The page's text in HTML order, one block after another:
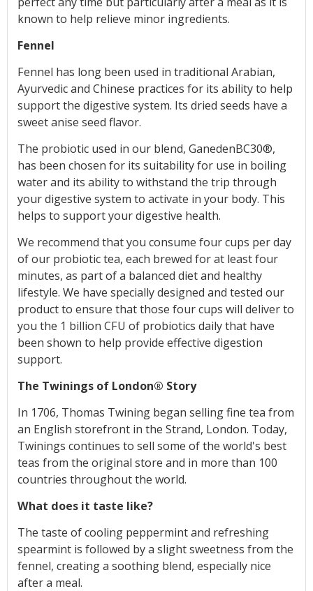
known to help relieve minor ingredients.
Fennel
Fennel has long been used in traditional Arabian,
Ayurvedic and Chinese practices for its ability to help
support the digestive system. Its dried seeds have a
sweet anise seed flavor.
The probiotic used in our blend, GanedenBC30®,
has been chosen for its suitability for use in boiling
water and its ability to withstand the trip through
your digestive system to activate in your body. This
helps to support your digestive health.
We recommend that you consume four cups per day
of our probiotic tea, each brewed for at least four
minutes, as part of a balanced diet and healthy
lifestyle. We have specially designed and tested our
product to ensure that those four cups will deliver to
you the 1 billion CFU of probiotics daily that have
been shown to help provide effective digestion
support.
The Twinings of London® Story
In 1706, Thomas Twining began selling fine tea from
an English storefront in the Strand, London. Today,
Twinings continues to sell some of the world's best
teas from the original store and in more than 100
countries throughout the world.
What does it taste like?
The taste of cooling peppermint and refreshing
spearmint is followed by a slight sweetness from the
fennel, creating a soothing blend, especially nice
after a meal.